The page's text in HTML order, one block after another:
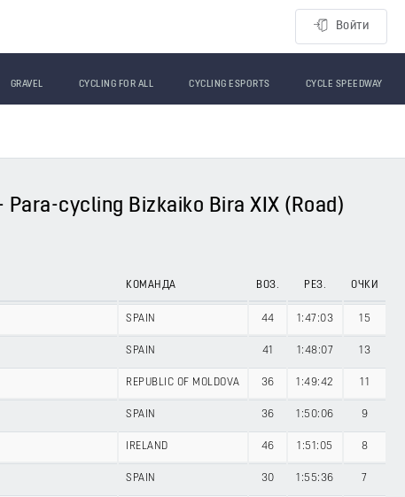
Войти
GRAVEL CYCLING FOR ALL CYCLING ESPORTS CYCLE SPEEDWAY
cycling Bizkaiko Bira XIX (Road)
КОМАНДА ВОЗ. РЕЗ. ОЧКИ
SPAIN 44 1:47:03 15
SPAIN 41 1:48:07 13
REPUBLIC OF MOLDOVA 36 1:49:42 11
SPAIN 36 1:50:06 9
IRELAND 46 1:51:05 8
SPAIN 30 1:55:36 7